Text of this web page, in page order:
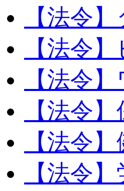
【法令
【法令
【法令
【法令
【法令
【法令